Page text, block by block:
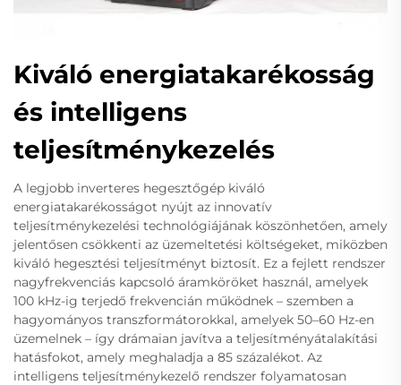
Kiváló energiatakarékosság
és intelligens
teljesítménykezelés
A legjobb inverteres hegesztőgép kiváló
energiatakarékosságot nyújt az innovatív
teljesítménykezelési technológiájának köszönhetően, amely
jelentősen csökkenti az üzemeltetési költségeket, miközben
kiváló hegesztési teljesítményt biztosít. Ez a fejlett rendszer
nagyfrekvenciás kapcsoló áramköröket használ, amelyek
100 kHz-ig terjedő frekvencián működnek – szemben a
hagyományos transzformátorokkal, amelyek 50–60 Hz-en
üzemelnek – így drámaian javítva a teljesítményátalakítási
hatásfokot, amely meghaladja a 85 százalékot. Az
intelligens teljesítménykezelő rendszer folyamatosan